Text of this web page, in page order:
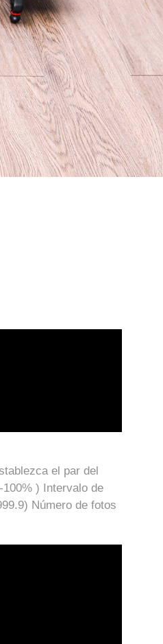
el par del
) Intervalo de
Número de fotos